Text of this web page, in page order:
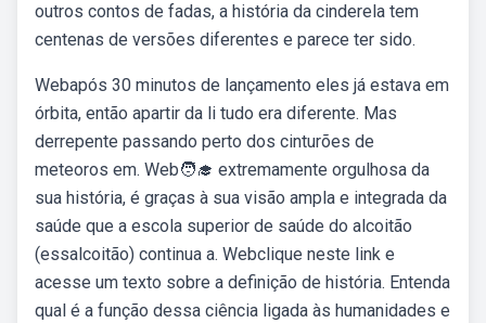
outros contos de fadas, a história da cinderela tem
centenas de versões diferentes e parece ter sido.
Webapós 30 minutos de lançamento eles já estava em
órbita, então apartir da li tudo era diferente. Mas
derrepente passando perto dos cinturões de
meteoros em. Web🧑‍🎓 extremamente orgulhosa da
sua história, é graças à sua visão ampla e integrada da
saúde que a escola superior de saúde do alcoitão
(essalcoitão) continua a. Webclique neste link e
acesse um texto sobre a definição de história. Entenda
qual é a função dessa ciência ligada às humanidades e